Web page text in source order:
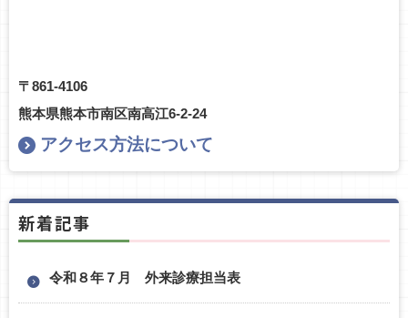
〒861-4106
熊本県熊本市南区南高江6-2-24
アクセス方法について
新着記事
令和８年７月 外来診療担当表